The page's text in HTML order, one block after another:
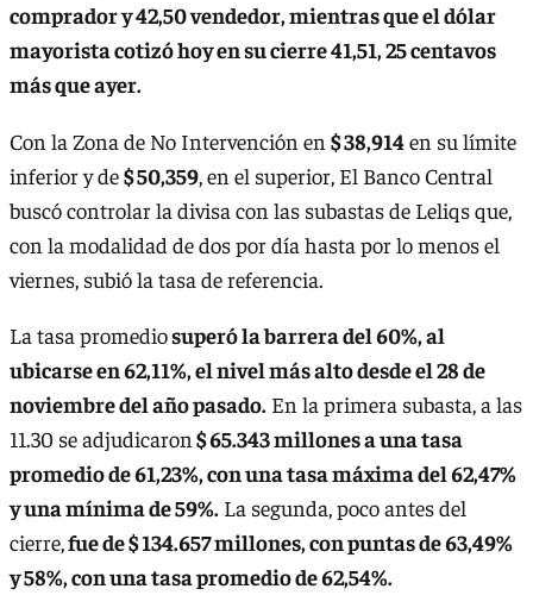
comprador y 42,50 vendedor, mientras que el dólar
mayorista cotizó hoy en su cierre 41,51, 25 centavos
más que ayer.
Con la Zona de No Intervención en $ 38,914en su límite
inferior y de$ 50,359, en el superior, El Banco Central
buscó controlar la divisa con las subastas de Leliqs que,
con la modalidad de dos por día hasta por lo menos el
viernes, subió la tasa de referencia.
La tasa promediosuperó la barrera del 60%, al
ubicarse en 62,11%, el nivel más alto desde el 28 de
noviembre del año pasado. En la primera subasta, a las
11.30 se adjudicaron $ 65.343 millones a una tasa
promedio de 61,23%, con una tasa máxima del 62,47%
y una mínima de 59%. La segunda, poco antes del
cierre,fue de $ 134.657 millones, con puntas de 63,49%
y 58%, con una tasa promedio de 62,54%.